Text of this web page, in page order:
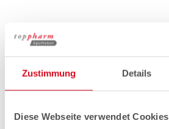
Zustimmung Details
Diese Webseite verwendet Cookies